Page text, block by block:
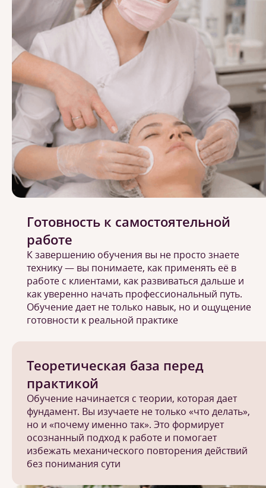
Теоретическая база перед
практикой
Обучение начинается с теории, которая дает
фундамент. Вы изучаете не только «что делать»,
но и «почему именно так». Это формирует
осознанный подход к работе и помогает
избежать механического повторения действий
без понимания сути
Готовность к самостоятельной
работе
К завершению обучения вы не просто знаете
технику — вы понимаете, как применять её в
работе с клиентами, как развиваться дальше и
как уверенно начать профессиональный путь.
Обучение дает не только навык, но и ощущение
готовности к реальной практике